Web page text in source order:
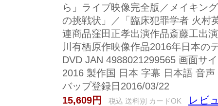
ら」ライブ映像完全版／メイキン
の挑戦状」／「臨床犯罪学者 火村
連商品窪田正孝出演作品斎藤工出
川有栖原作映像作品2016年日本の
DVD JAN 4988021299565 画面サ
2016 製作国 日本 字幕 日本語
バップ登録日2016/03/22
15,609円
税込 送料別 カードOK
レビ